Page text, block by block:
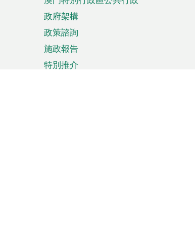
政府架構
政策諮詢
施政報告
特別推介